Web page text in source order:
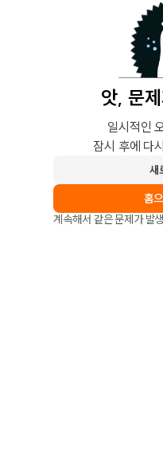
앗, 문
일시적인
잠시 후에 다
새
홈
계속해서 같은 문제가 발